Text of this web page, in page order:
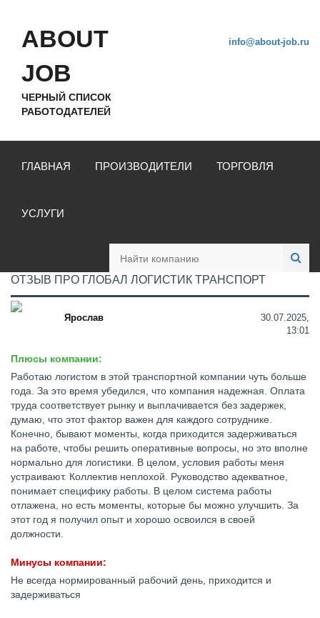
ABOUT
JOB
ЧЕРНЫЙ СПИСОК
РАБОТОДАТЕЛЕЙ
info@about-job.ru
ГЛАВНАЯ ПРОИЗВОДИТЕЛИ ТОРГОВЛЯ
УСЛУГИ
ОТЗЫВ ПРО ГЛОБАЛ ЛОГИСТИК ТРАНСПОРТ
Ярослав
30.07.2025,
13:01
Плюсы компании:
Работаю логистом в этой транспортной компании чуть больше
года. За это время убедился, что компания надежная. Оплата
труда соответствует рынку и выплачивается без задержек,
думаю, что этот фактор важен для каждого сотруднике.
Конечно, бывают моменты, когда приходится задерживаться
на работе, чтобы решить оперативные вопросы, но это вполне
нормально для логистики. В целом, условия работы меня
устраивают. Коллектив неплохой. Руководство адекватное,
понимает специфику работы. В целом система работы
отлажена, но есть моменты, которые бы можно улучшить. За
этот год я получил опыт и хорошо освоился в своей
должности.
Минусы компании:
Не всегда нормированный рабочий день, приходится и
задерживаться